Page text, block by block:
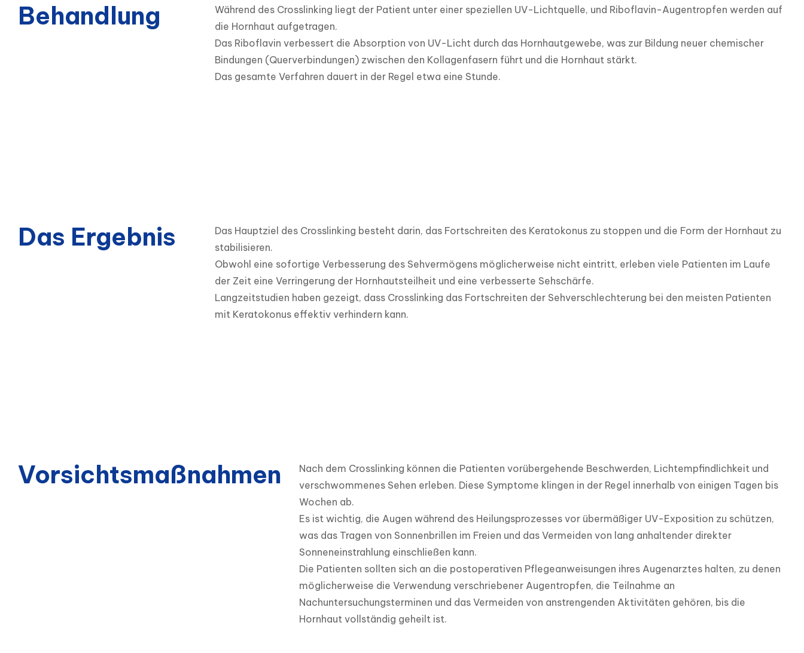
Behandlung
Während des Crosslinking liegt der Patient unter einer speziellen UV-Lichtquelle, und Riboflavin-Augentropfen werden auf
die Hornhaut aufgetragen.
Das Riboflavin verbessert die Absorption von UV-Licht durch das Hornhautgewebe, was zur Bildung neuer chemischer
Bindungen (Querverbindungen) zwischen den Kollagenfasern führt und die Hornhaut stärkt.
Das gesamte Verfahren dauert in der Regel etwa eine Stunde.
Das Ergebnis
Das Hauptziel des Crosslinking besteht darin, das Fortschreiten des Keratokonus zu stoppen und die Form der Hornhaut zu
stabilisieren.
Obwohl eine sofortige Verbesserung des Sehvermögens möglicherweise nicht eintritt, erleben viele Patienten im Laufe
der Zeit eine Verringerung der Hornhautsteilheit und eine verbesserte Sehschärfe.
Langzeitstudien haben gezeigt, dass Crosslinking das Fortschreiten der Sehverschlechterung bei den meisten Patienten
mit Keratokonus effektiv verhindern kann.
Vorsichtsmaßnahmen
Nach dem Crosslinking können die Patienten vorübergehende Beschwerden, Lichtempfindlichkeit und
verschwommenes Sehen erleben. Diese Symptome klingen in der Regel innerhalb von einigen Tagen bis
Wochen ab.
Es ist wichtig, die Augen während des Heilungsprozesses vor übermäßiger UV-Exposition zu schützen,
was das Tragen von Sonnenbrillen im Freien und das Vermeiden von lang anhaltender direkter
Sonneneinstrahlung einschließen kann.
Die Patienten sollten sich an die postoperativen Pflegeanweisungen ihres Augenarztes halten, zu denen
möglicherweise die Verwendung verschriebener Augentropfen, die Teilnahme an
Nachuntersuchungsterminen und das Vermeiden von anstrengenden Aktivitäten gehören, bis die
Hornhaut vollständig geheilt ist.